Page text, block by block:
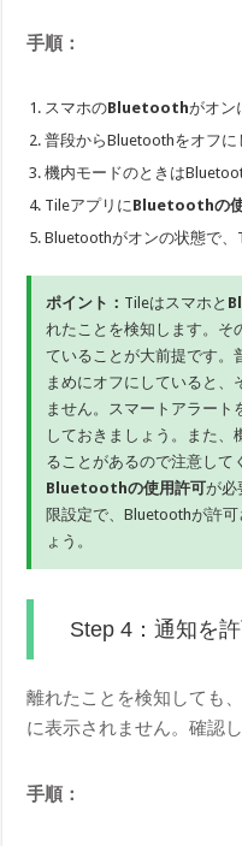
手順：
スマホのBluetoothがオン
普段からBluetoothをオフに
機内モードのときは
Tileアプリに Bluetoothの
Bluetoothがオンの状態で
ポイント： Tileはスマホと
れたことを検知します。そ
ていることが大前提です。
まめにオフにしていると、
ません。スマートアラー
しておきましょう。また
ることがあるので注意して
Bluetoothの使用許可が必
限設定で、Bluetoothが許
ょう。
Step 4：通知を
離れたことを検知しても
に表示されません。確認し
手順：